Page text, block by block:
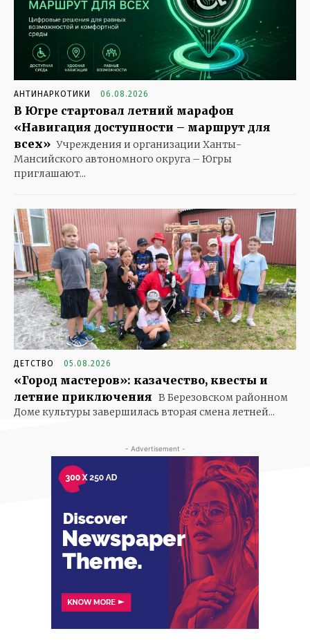
АНТИНАРКОТИКИ 06.08.2026
В Югре стартовал летний марафон
«Навигация доступности – маршрут для
всех» Учреждения и организации Ханты-
Мансийского автономного округа – Югры
приглашают...
ДЕТСТВО 05.08.2026
«Город мастеров»: казачество, квесты и
летние приключения В Березовском районном
Доме культуры завершилась вторая смена летней...
- Advertisement -